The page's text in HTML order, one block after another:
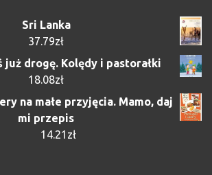
Sri Lanka
37.79zł
już drogę. Kolędy i pastorałki
18.08zł
na małe przyjęcia. Mamo, daj
mi przepis
14.21 zł